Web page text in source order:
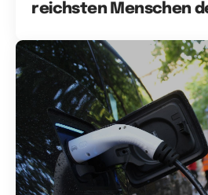
reichsten Menschen